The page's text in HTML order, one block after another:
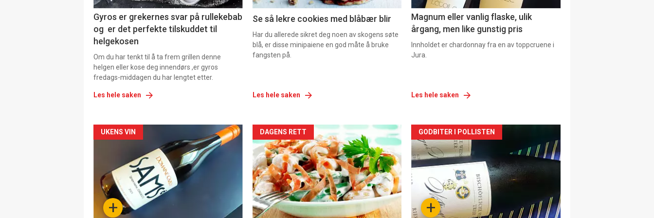
Gyros er grekernes svar på rullekebab
og er det perfekte tilskuddet til
helgekosen
Om du har tenkt til å ta frem grillen denne
helgen eller kose deg innendørs ,er gyros
fredags-middagen du har lengtet etter.
Les hele saken
Se så lekre cookies med blåbær blir
Har du allerede sikret deg noen av skogens søte
blå, er disse minipaiene en god måte å bruke
fangsten på.
Les hele saken
Magnum eller vanlig flaske, ulik
årgang, men like gunstig pris
Innholdet er chardonnay fra en av toppcruene i
Jura.
Les hele saken
Forsiden
akkurat
nå
-
+
UKENS VIN
Forsiden
akkurat
nå
-
DAGENS RETT
Forsiden
akkurat
nå
+
GODBITER I POLLISTEN